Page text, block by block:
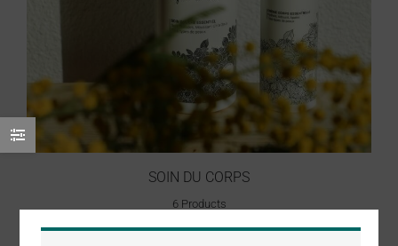
SOIN DU CORPS
6 Products